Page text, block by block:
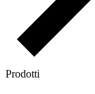
Prodotti